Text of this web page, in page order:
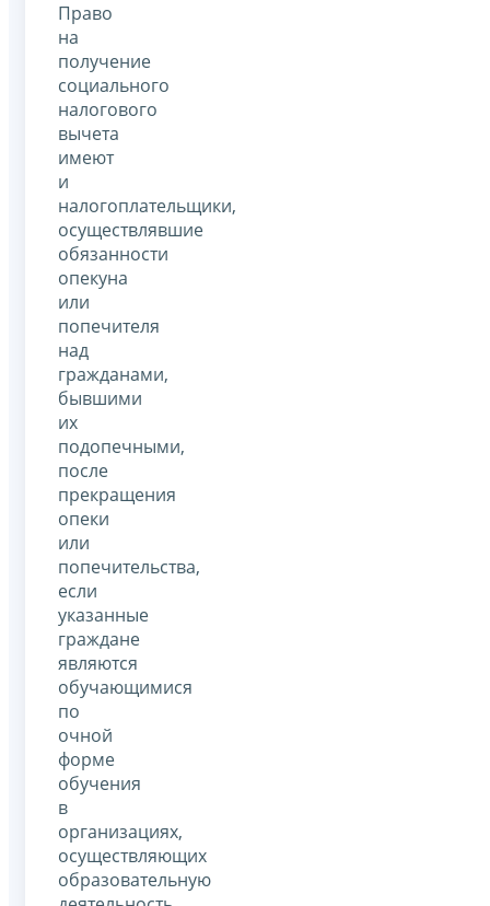
Право
на
получение
социального
налогового
вычета
имеют
и
налогоплательщики,
осуществлявшие
обязанности
опекуна
или
попечителя
над
гражданами,
бывшими
их
подопечными,
после
прекращения
опеки
или
попечительства,
если
указанные
граждане
являются
обучающимися
по
очной
форме
обучения
в
организациях,
осуществляющих
образовательную